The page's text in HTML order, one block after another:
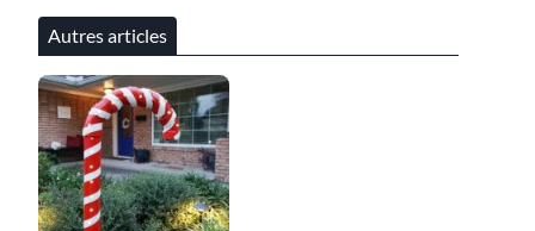
Autres articles